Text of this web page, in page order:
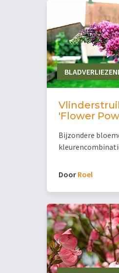
'Flower
Bijzondere
Door Roel